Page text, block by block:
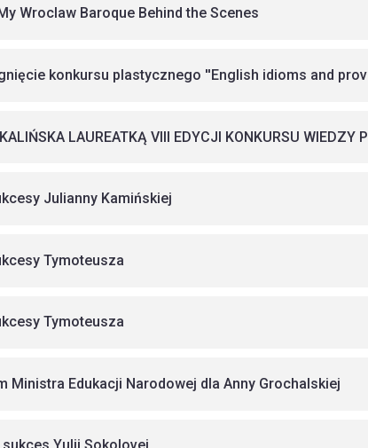
Wroclaw Baroque Behind the Scenes
konkursu plastycznego ''English idioms and
LAUREATKĄ VIII EDYCJI KONKURSU WIEDZY
Julianny Kamińskiej
Tymoteusza
Tymoteusza
Ministra Edukacji Narodowej dla Anny Grochalskiej